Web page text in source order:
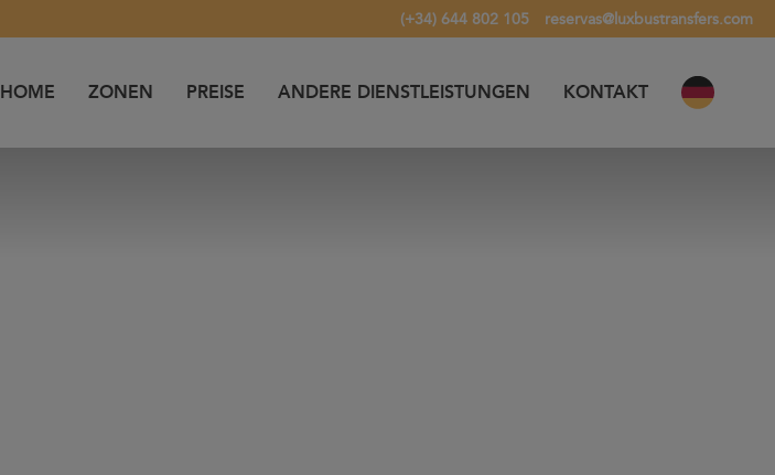
(+34) 644 802 105 reservas@luxbustransfers.com
HOME ZONEN PREISE ANDERE DIENSTLEISTUNGEN KONTAKT